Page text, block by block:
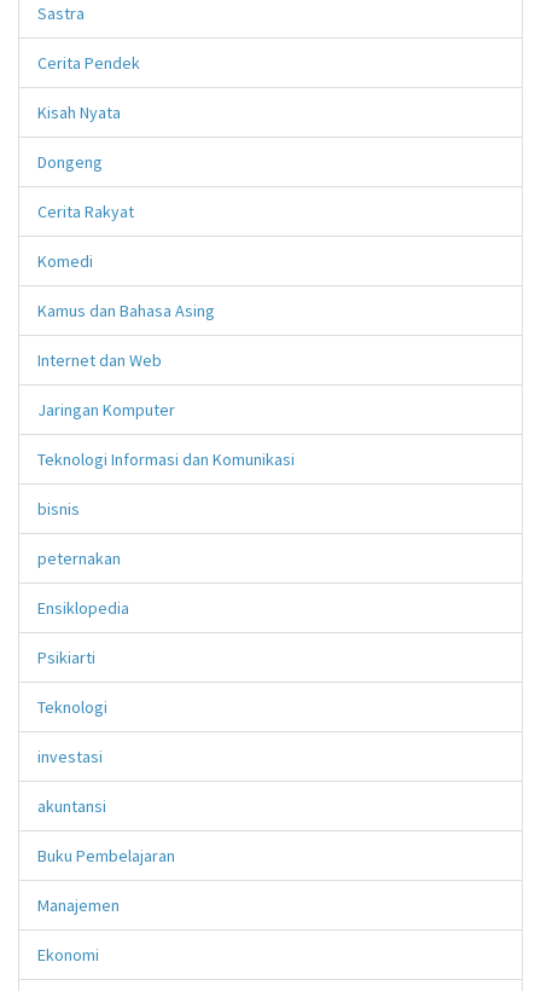
Sastra
Cerita Pendek
Kisah Nyata
Dongeng
Cerita Rakyat
Komedi
Kamus dan Bahasa Asing
Internet dan Web
Jaringan Komputer
Teknologi Informasi dan Komunikasi
bisnis
peternakan
Ensiklopedia
Psikiarti
Teknologi
investasi
akuntansi
Buku Pembelajaran
Manajemen
Ekonomi